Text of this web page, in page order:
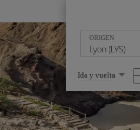
ORIGEN
Seleccione
una
opción
Ida y vuelta